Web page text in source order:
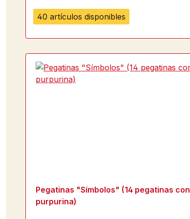
40 artículos disponibles
Pegatinas "Símbolos" (14 pegatinas con
purpurina)